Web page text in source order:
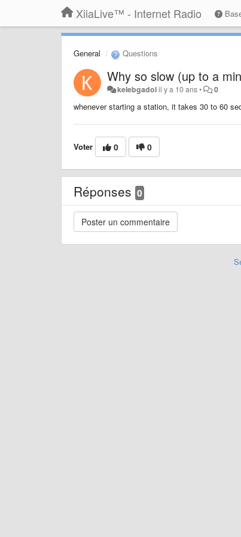
XiiaLive™ - Internet Radio
General Questions
Why so slow (up to a
kelebgadolil y a 10 ans• 0
whenever starting a station, it takes 30 to 60
Voter 0 0
Réponses 0